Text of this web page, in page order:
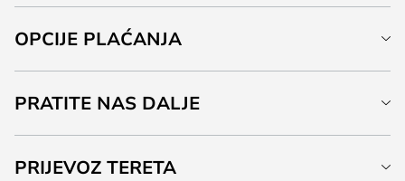
OPCIJE PLAĆANJA
PRATITE NAS DALJE
PRIJEVOZ TERETA